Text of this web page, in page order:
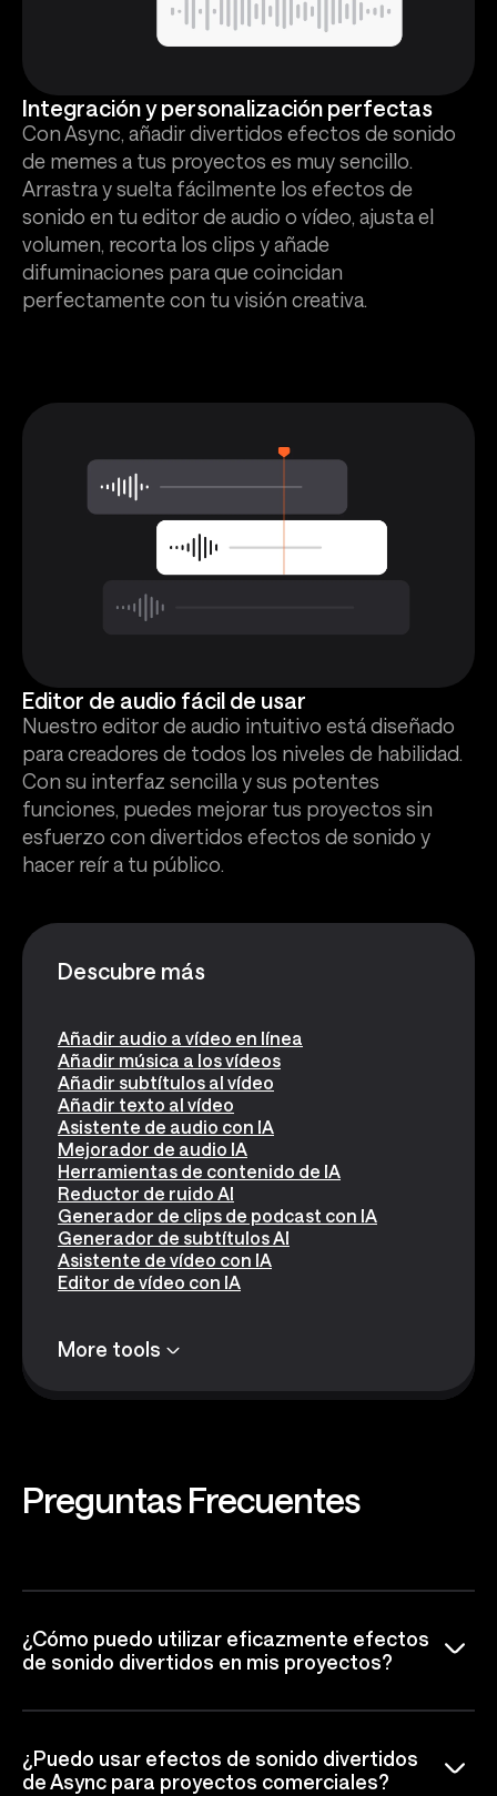
Integración y personalización perfectas
Con Async, añadir divertidos efectos de sonido
de memes a tus proyectos es muy sencillo.
Arrastra y suelta fácilmente los efectos de
sonido en tu editor de audio o vídeo, ajusta el
volumen, recorta los clips y añade
difuminaciones para que coincidan
perfectamente con tu visión creativa.
Editor de audio fácil de usar
Nuestro editor de audio intuitivo está diseñado
para creadores de todos los niveles de habilidad.
Con su interfaz sencilla y sus potentes
funciones, puedes mejorar tus proyectos sin
esfuerzo con divertidos efectos de sonido y
hacer reír a tu público.
Descubre más
Añadir audio a vídeo en línea
Añadir música a los vídeos
Añadir subtítulos al vídeo
Añadir texto al vídeo
Asistente de audio con IA
Mejorador de audio IA
Herramientas de contenido de IA
Reductor de ruido AI
Generador de clips de podcast con IA
Generador de subtítulos AI
Asistente de vídeo con IA
Editor de vídeo con IA
More tools
PreguntasFrecuentes
¿Cómo puedo utilizar eficazmente efectos
de sonido divertidos en mis proyectos?
¿Puedo usar efectos de sonido divertidos
de Async para proyectos comerciales?